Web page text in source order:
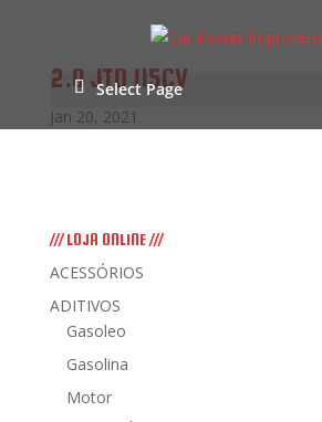
Select Page
2.0 JTD 115CV
Jan 20, 2021
/// LOJA ONLINE ///
ACESSÓRIOS
ADITIVOS
Gasoleo
Gasolina
Motor